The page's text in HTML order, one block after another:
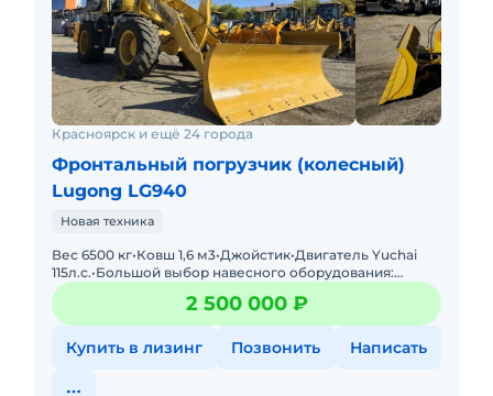
Красноярск и ещё 24 города
Фронтальный погрузчик (колесный)
Lugong LG940
Новая техника
Вес 6500 кг•Ковш 1,6 м3•Джойстик•Двигатель Yuchai
115л.с.•Большой выбор навесного оборудования:
2 500 000 ₽
Купить в лизинг Позвонить Написать